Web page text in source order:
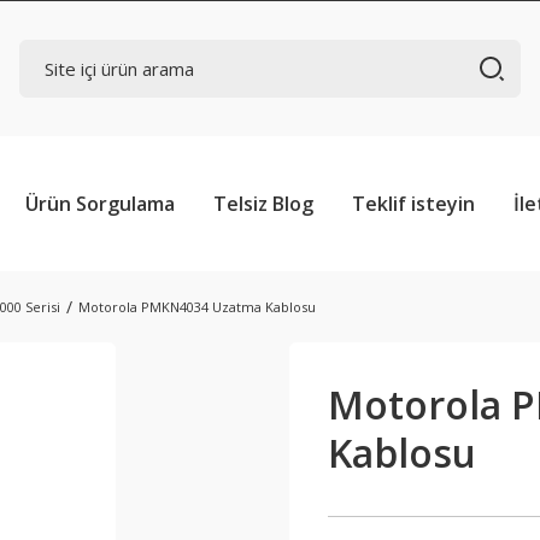
Ürün Sorgulama Telsiz Blog Teklif isteyin
Serisi Motorola PMKN4034 Uzatma Kablosu
Motorola
Kablosu